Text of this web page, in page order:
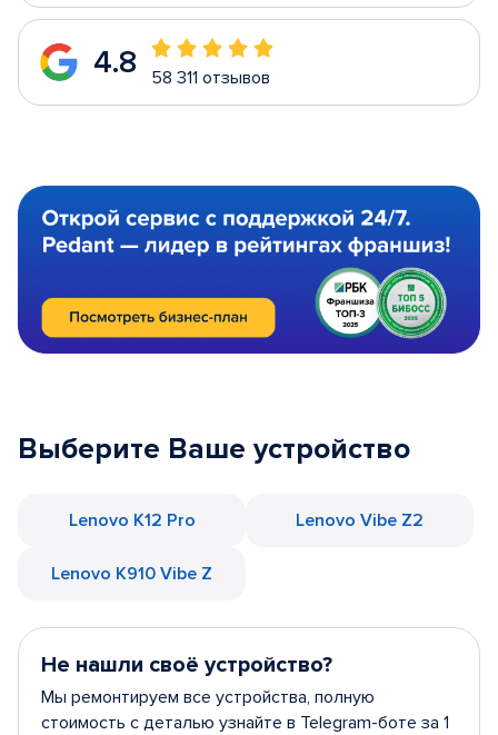
4.8 58 311 отзывов
Выберите Ваше устройство
Lenovo K12 Pro Lenovo Vibe Z2
Lenovo K910 Vibe Z
Не нашли своё устройство?
Мы ремонтируем все устройства, полную
стоимость с деталью узнайте в Telegram-боте за 1